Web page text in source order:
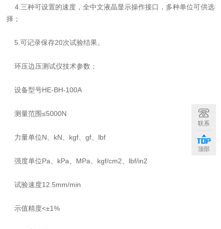
4.三种可设置的速度，全中文液晶显示操作接口，多种单位可供选
择；
5.可记录保存20次试验结果。
环压边压测试仪技术参数：
设备型号HE-BH-100A
测量范围≤5000N
力量单位N、kN、kgf、gf、lbf
强度单位Pa、kPa、MPa、kgf/cm2、lbf/in2
试验速度12.5mm/min
示值精度<±1%
联系
顶部